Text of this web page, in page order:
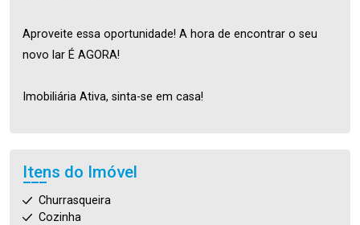
Aproveite essa oportunidade! A hora de encontrar o seu
novo lar É AGORA!
Imobiliária Ativa, sinta-se em casa!
Itens do Imóvel
Churrasqueira
Cozinha